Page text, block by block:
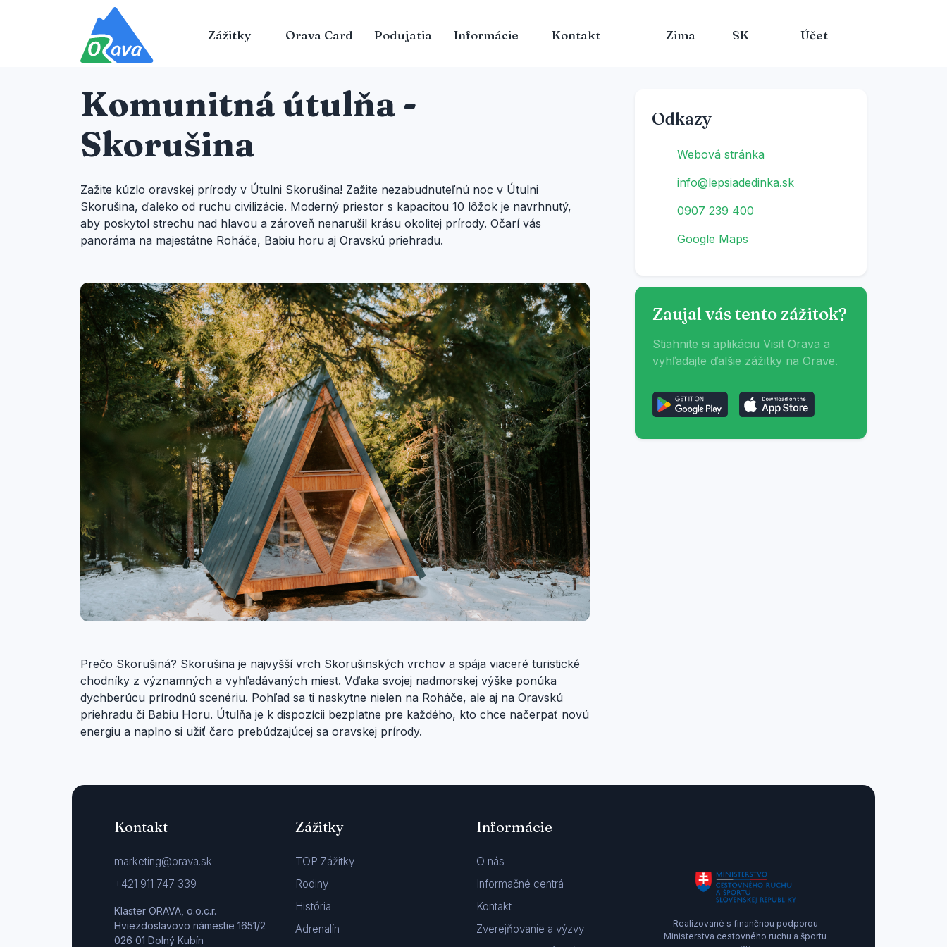
Zážitky Orava Card Podujatia Informácie Kontakt Zima SK Účet
Komunitná útulňa -
Skorušina
Zažite kúzlo oravskej prírody v Útulni Skorušina! Zažite nezabudnuteľnú noc v Útulni
Skorušina, ďaleko od ruchu civilizácie. Moderný priestor s kapacitou 10 lôžok je navrhnutý,
aby poskytol strechu nad hlavou a zároveň nenarušil krásu okolitej prírody. Očarí vás
panoráma na majestátne Roháče, Babiu horu aj Oravskú priehradu.
Prečo Skorušiná? Skorušina je najvyšší vrch Skorušinských vrchov a spája viaceré turistické
chodníky z významných a vyhľadávaných miest. Vďaka svojej nadmorskej výške ponúka
dychberúcu prírodnú scenériu. Pohľad sa ti naskytne nielen na Roháče, ale aj na Oravskú
priehradu či Babiu Horu. Útulňa je k dispozícii bezplatne pre každého, kto chce načerpať novú
energiu a naplno si užiť čaro prebúdzajúcej sa oravskej prírody.
Odkazy
Webová stránka
info@lepsiadedinka.sk
0907 239 400
Google Maps
Zaujal vás tento zážitok?
Stiahnite si aplikáciu Visit Orava a
vyhľadajte ďalšie zážitky na Orave.
Kontakt
marketing@orava.sk
+421 911 747 339
Klaster ORAVA, o.o.c.r.
Hviezdoslavovo námestie 1651/2
026 01 Dolný Kubín
Zážitky
TOP Zážitky
Rodiny
História
Adrenalín
Informácie
O nás
Informačné centrá
Kontakt
Zverejňovanie a výzvy
Realizované s finančnou podporou
Ministerstva cestovného ruchu a športu